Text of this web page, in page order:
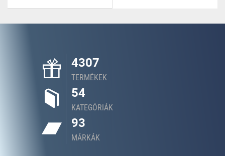
4307
TERMÉKEK
54
KATEGÓRIÁK
93
MÁRKÁK